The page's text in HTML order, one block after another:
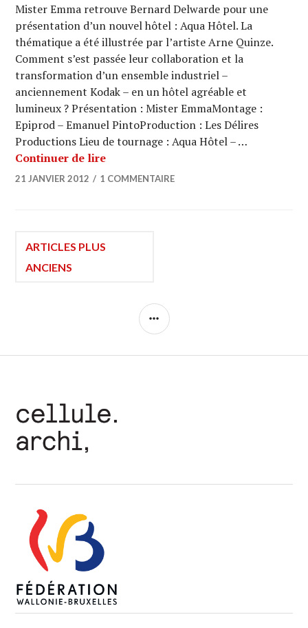
Mister Emma retrouve Bernard Delwarde pour une
présentation d’un nouvel hôtel : Aqua Hôtel. La
thématique a été illustrée par l’artiste Arne Quinze.
Comment s’est passée leur collaboration et la
transformation d’un ensemble industriel –
anciennement Kodak – en un hôtel agréable et
lumineux ? Présentation : Mister EmmaMontage :
Epiprod – Emanuel PintoProduction : Les Délires
Productions Lieu de tournage : Aqua Hôtel – …
Continuer de lireARCHI URBAIN (06/15) : BDar /
21 JANVIER 2012 1 COMMENTAIRE
Navigation
ARTICLES PLUS
ANCIENS
COLONNE